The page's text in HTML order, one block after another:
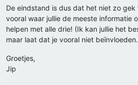
De eindstand is dus dat het niet zo gek
vooral waar jullie de meeste informatie
helpen met alle drie! (Ik kan jullie het
maar laat dat je vooral niet
Groetjes,
Jip